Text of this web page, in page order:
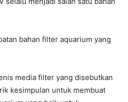
bahan filter aquarium yang
media filter yang disebutkan
kesimpulan untuk membuat